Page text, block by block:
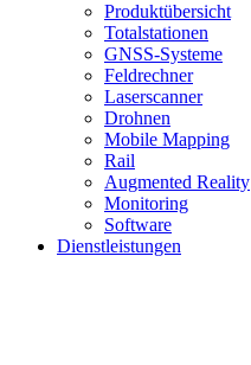
Produktübersicht
Totalstationen
GNSS-Systeme
Feldrechner
Laserscanner
Drohnen
Mobile Mapping
Rail
Augmented Reality
Monitoring
Software
Dienstleistungen